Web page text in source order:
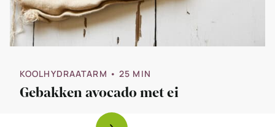
KOOLHYDRAATARM • 25 MIN
Gebakken avocado met ei